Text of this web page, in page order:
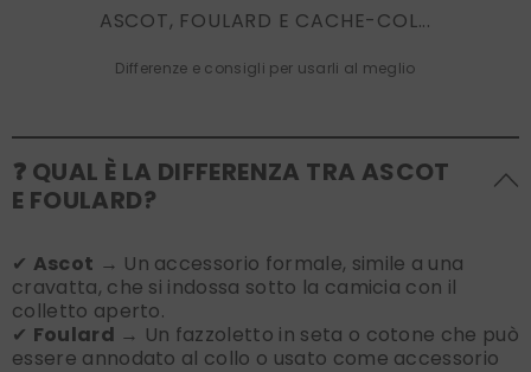
ASCOT, FOULARD E CACHE-COL...
Differenze e consigli per usarli al meglio
❓ QUAL È LA DIFFERENZA TRA ASCOT
E FOULARD?
✔ Ascot → Un accessorio formale, simile a una
cravatta, che si indossa sotto la camicia con il
colletto aperto.
✔ Foulard → Un fazzoletto in seta o cotone che può
essere annodato al collo o usato come accessorio